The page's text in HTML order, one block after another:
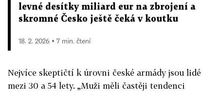
levné desítky miliard eur na zbrojení a
skromné Česko ještě čeká v koutku
18. 2. 2026 ▪ 7 min. čtení
Nejvíce skeptičtí k úrovni české armády jsou lidé
mezi 30 a 54 lety. „Muži měli častěji tendenci